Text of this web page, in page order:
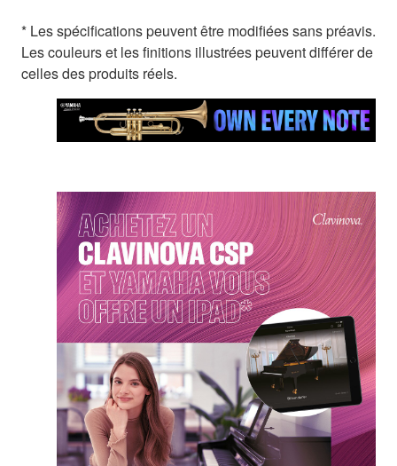
* Les spécifications peuvent être modifiées sans préavis.
Les couleurs et les finitions illustrées peuvent différer de
celles des produits réels.